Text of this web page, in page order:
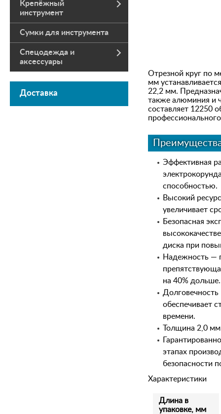
Крепёжный
инструмент
Сумки для инструмента
Спецодежда и
аксессуары
Доставка
Отрезной круг по
мм
22,2 мм.
также алюминия и
составляет 12250
Эффективная
способностью.
Высокий
увеличивает
Безопасная
диска при
Надежность —
на 40% дольше.
Долговечность
обеспечивает
времени.
Толщина 2,0
этапах
безопасности
Характеристики
Длина в
упаковке, мм